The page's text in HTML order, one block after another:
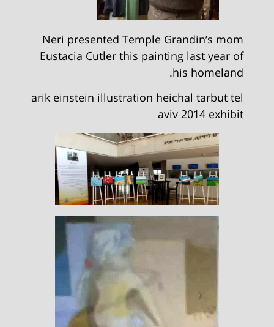
Neri presented Temple Grandin’s mom
Eustacia Cutler this painting last year of
his homeland.
arik einstein illustration heichal tarbut tel
aviv 2014 exhibit